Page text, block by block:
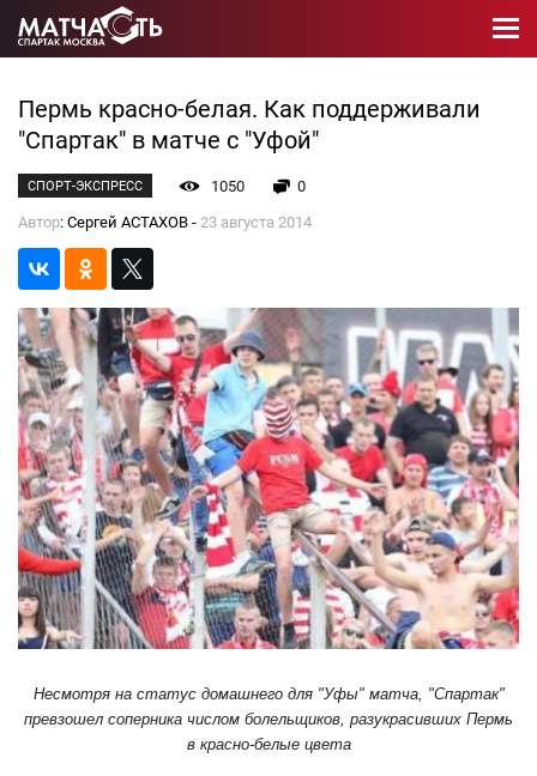
Пермь красно-белая. Как поддерживали
"Спартак" в матче с "Уфой"
СПОРТ-ЭКСПРЕСС 1050
0
Автор: Сергей АСТАХОВ - 23 августа 2014
Несмотря на статус домашнего для "Уфы" матча, "Спартак"
превзошел соперника числом болельщиков, разукрасивших Пермь
в красно-белые цвета